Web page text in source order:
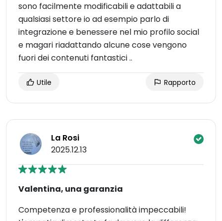
sono facilmente modificabili e adattabili a
qualsiasi settore io ad esempio parlo di
integrazione e benessere nel mio profilo social
e magari riadattando alcune cose vengono
fuori dei contenuti fantastici ..
Utile Rapporto
La Rosi
2025.12.13
Valentina, una garanzia
Competenza e professionalità impeccabili!